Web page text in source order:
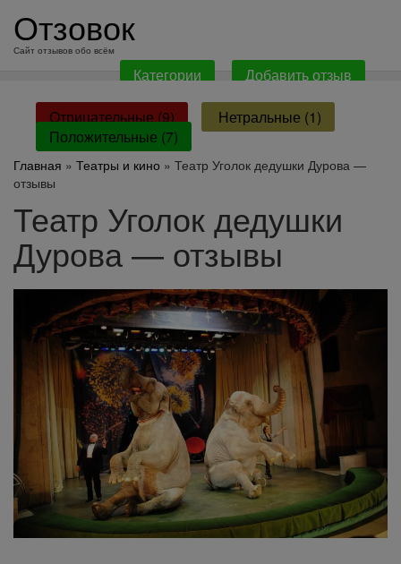
содержанию
Отзовок
Сайт отзывов обо всём
Категории Добавить отзыв
Отрицательные (9)
Нетральные (1)
Положительные (7)
Главная » Театры и кино » Театр Уголок дедушки Дурова —
отзывы
Театр Уголок дедушки
Дурова — отзывы